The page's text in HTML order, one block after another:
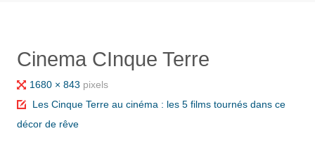
E
TA
Cinema CInque Terre
Full
size
1680 × 843 pixels
Les Cinque Terre au cinéma : les 5 films tournés dans ce
décor de rêve